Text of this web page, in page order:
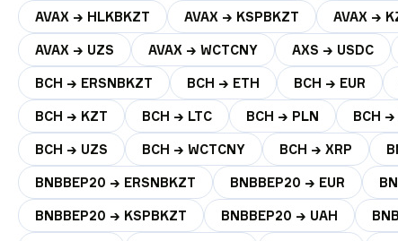
AVAX → HLKBKZT AVAX → KSPBKZT AVAX →
AVAX → UZS AVAX → WCTCNY AXS → USDC
BCH → ERSNBKZT BCH → ETH BCH → EUR
BCH → KZT BCH → LTC BCH → PLN BCH →
BCH → UZS BCH → WCTCNY BCH → XRP
BNBBEP20 → ERSNBKZT BNBBEP20 → EUR
BNBBEP20 → KSPBKZT BNBBEP20 → UAH